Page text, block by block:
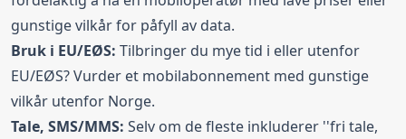
gunstige vilkår for påfyll av data.
Bruk i EU/EØS: Tilbringer du mye tid i eller utenfor
EU/EØS? Vurder et mobilabonnement med gunstige
vilkår utenfor Norge.
Tale, SMS/MMS: Selv om de fleste inkluderer ''fri tale,